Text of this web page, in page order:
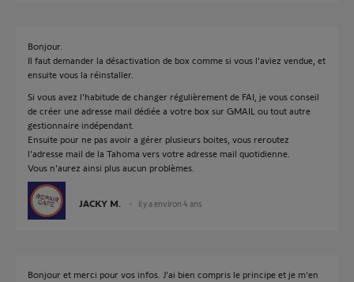
Bonjour.
Il faut demander la désactivation de box comme si vous l'aviez vendue, et
ensuite vous la réinstaller.
Si vous avez l'habitude de changer régulièrement de FAI, je vous conseil
de créer une adresse mail dédiée a votre box sur GMAIL ou tout autre
gestionnaire indépendant.
Ensuite pour ne pas avoir a gérer plusieurs boites, vous reroutez
l'adresse mail de la Tahoma vers votre adresse mail quotidienne.
Vous n'aurez ainsi plus aucun problèmes.
JACKY M. il y a environ 4 ans
Bonjour et merci pour vos infos. J'ai bien compris le principe et je m'en